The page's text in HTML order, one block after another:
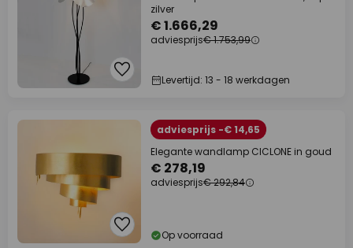
zilver
€ 1.666,29
adviesprijs€ 1.753,99
Levertijd: 13 - 18 werkdagen
adviesprijs -€ 14,65
Elegante wandlamp CICLONE in goud
€ 278,19
adviesprijs€ 292,84
Op voorraad